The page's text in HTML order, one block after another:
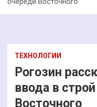
ТЕХНОЛОГИИ
Рогозин
ввода в
Восточного